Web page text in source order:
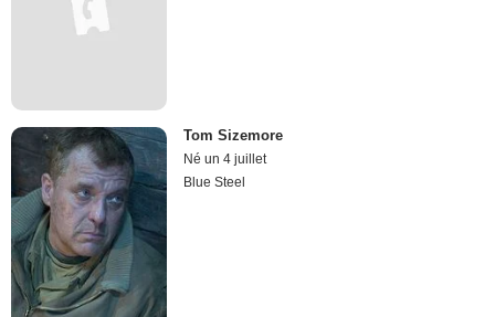
Tom Sizemore
Né un 4 juillet
Blue Steel